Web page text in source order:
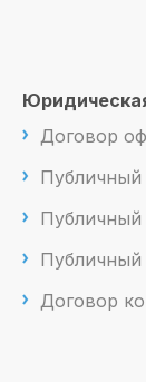
Договор
Публичный
Договор